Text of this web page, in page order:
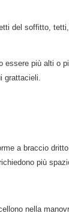
del soffitto,
più alti
grattacieli.
a braccio
più
nella